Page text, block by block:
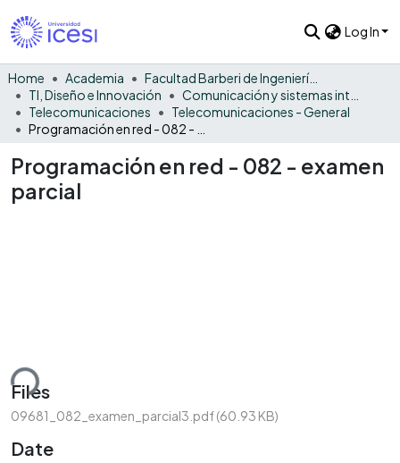
Log In
Home Academia
Facultad Barberi de Ingeniería, Diseño y Ciencias Aplicadas
TI, Diseño e Innovación
Telecomunicaciones
Telecomunicaciones - General
Programación en red - 082 - examen
parcial
Files
09681_082_examen_parcial3.pdf(60.93 KB)
Date